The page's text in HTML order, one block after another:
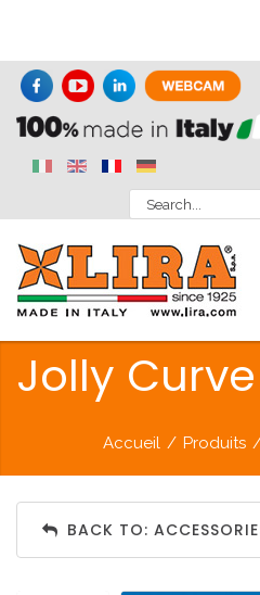
Jolly Curve
Accueil / Produits
BACK TO: